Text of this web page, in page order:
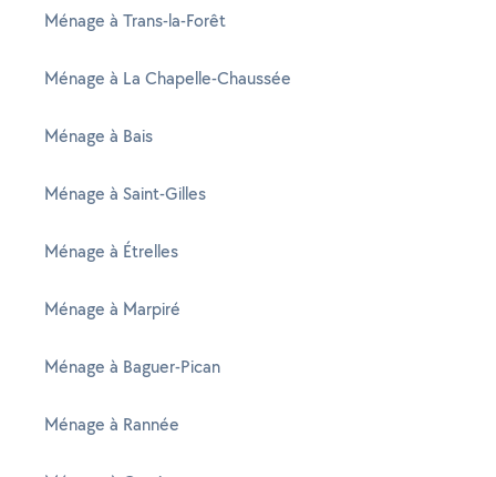
Ménage à Trans-la-Forêt
Ménage à La Chapelle-Chaussée
Ménage à Bais
Ménage à Saint-Gilles
Ménage à Étrelles
Ménage à Marpiré
Ménage à Baguer-Pican
Ménage à Rannée